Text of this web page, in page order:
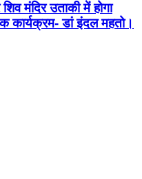
मंदिर उताकी में होगा
कार्यक्रम- डां इंदल महतो।